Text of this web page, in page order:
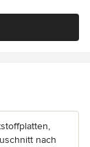
nach